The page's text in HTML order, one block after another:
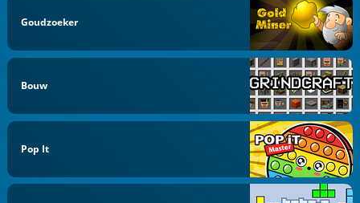
Goudzoeker
Bouw
Pop It